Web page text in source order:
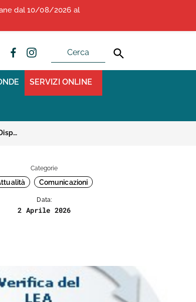
OPI ANCONA CONVENZIONI
SERVIZI ONLINE
Avvio operativo del nuovo sistema informativo NSIS-Dispovigilance a supporto della Rete nazionale della dispositivo-vigilanza
Categorie
Comunicazioni
Data:
2 Aprile 2026
dal 10/08/2026 al